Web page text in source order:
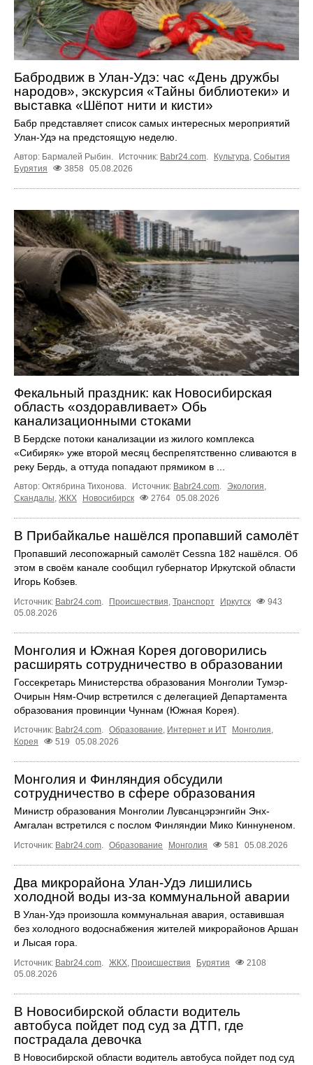
Бабродвиж в Улан-Удэ: час «День дружбы
народов», экскурсия «Тайны библиотеки» и
выставка «Шёпот нити и кисти»
Бабр представляет список самых интересных мероприятий
Улан-Удэ на предстоящую неделю.
Автор: Бармалей Рыбин. Источник: Babr24.com. Культура, События
Бурятия
3858 05.08.2026
Фекальный праздник: как Новосибирская
область «оздоравливает» Обь
канализационными стоками
В Бердске потоки канализации из жилого комплекса
«Сибиряк» уже второй месяц беспрепятственно сливаются в
реку Бердь, а оттуда попадают прямиком в ...
Автор: Октябрина Тихонова. Источник: Babr24.com Экология
Скандалы, ЖКХ Новосибирск 2764 05.08.2026
В Прибайкалье нашёлся пропавший самолёт
Пропавший лесопожарный самолёт Cessna 182 нашёлся. Об
этом в своём канале сообщил губернатор Иркутской области
Игорь Кобзев.
Источник: Babr24.com. Происшествия, Транспорт Иркутск
943
05.08.2026
Монголия и Южная Корея договорились
расширять сотрудничество в образовании
Госсекретарь Министерства образования Монголии Тумэр-
Очирын Ням-Очир встретился с делегацией Департамента
образования провинции Чуннам (Южная Корея).
Источник: Babr24.com. Образование, Интернет и ИТ Монголия,
Корея
519 05.08.2026
Монголия и Финляндия обсудили
сотрудничество в сфере образования
Министр образования Монголии Лувсанцэрэнгийн Энх-
Амгалан встретился с послом Финляндии Мико Киннуненом.
Источник: Babr24.com. Образование Монголия 581 05.08.2026
Два микрорайона Улан-Удэ лишились
холодной воды из-за коммунальной аварии
В Улан-Удэ произошла коммунальная авария, оставившая
без холодного водоснабжения жителей микрорайонов Аршан
и Лысая гора.
Источник: Babr24.com. ЖКХ, Происшествия Бурятия
2108
05.08.2026
В Новосибирской области водитель
автобуса пойдет под суд за ДТП, где
пострадала девочка
В Новосибирской области водитель автобуса пойдет под суд